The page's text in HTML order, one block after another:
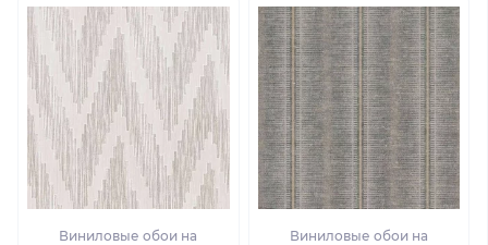
Виниловые обои на
Виниловые обои на